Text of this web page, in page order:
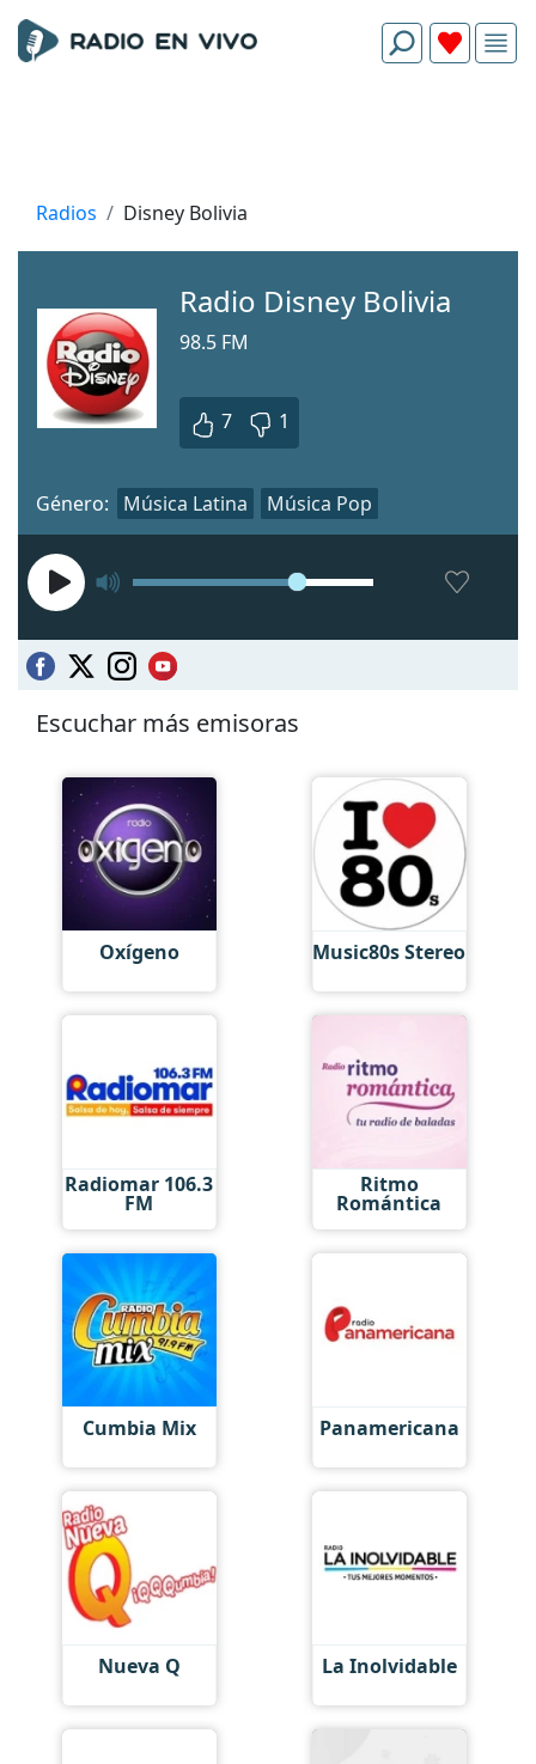
Radios Disney Bolivia
Radio Disney Bolivia
98.5 FM
7 1
Género: Música Latina Música Pop
Escuchar más emisoras
Oxígeno Music80s Stereo
Radiomar 106.3
FM
Ritmo
Romántica
Cumbia Mix Panamericana
Nueva Q La Inolvidable